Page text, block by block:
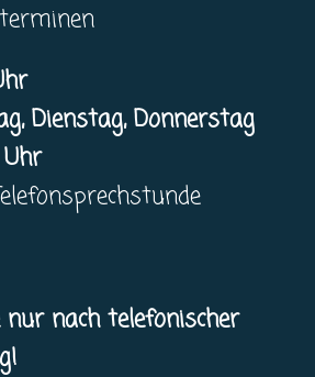
Dienstag, Donnerstag
Uhr
nur nach telefonischer